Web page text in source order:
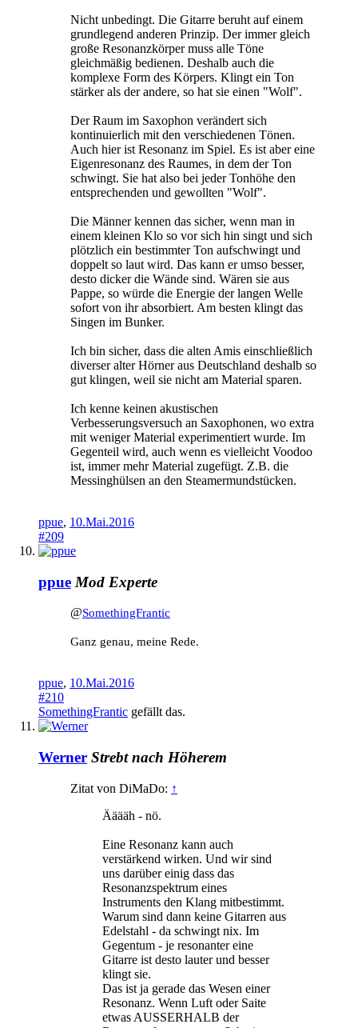
Nicht unbedingt. Die Gitarre beruht auf einem
grundlegend anderen Prinzip. Der immer gleich
große Resonanzkörper muss alle Töne
gleichmäßig bedienen. Deshalb auch die
komplexe Form des Körpers. Klingt ein Ton
stärker als der andere, so hat sie einen "Wolf".
Der Raum im Saxophon verändert sich
kontinuierlich mit den verschiedenen Tönen.
Auch hier ist Resonanz im Spiel. Es ist aber eine
Eigenresonanz des Raumes, in dem der Ton
schwingt. Sie hat also bei jeder Tonhöhe den
entsprechenden und gewollten "Wolf".
Die Männer kennen das sicher, wenn man in
einem kleinen Klo so vor sich hin singt und sich
plötzlich ein bestimmter Ton aufschwingt und
doppelt so laut wird. Das kann er umso besser,
desto dicker die Wände sind. Wären sie aus
Pappe, so würde die Energie der langen Welle
sofort von ihr absorbiert. Am besten klingt das
Singen im Bunker.
Ich bin sicher, dass die alten Amis einschließlich
diverser alter Hörner aus Deutschland deshalb so
gut klingen, weil sie nicht am Material sparen.
Ich kenne keinen akustischen
Verbesserungsversuch an Saxophonen, wo extra
mit weniger Material experimentiert wurde. Im
Gegenteil wird, auch wenn es vielleicht Voodoo
ist, immer mehr Material zugefügt. Z.B. die
Messinghülsen an den Steamermundstücken.
ppue, 10.Mai.2016
#209
ppue Mod Experte
@SomethingFrantic
Ganz genau, meine Rede.
ppue, 10.Mai.2016
#210
SomethingFrantic gefällt das.
Werner Strebt nach Höherem
Zitat von DiMaDo: ↑
Ääääh - nö.
Eine Resonanz kann auch
verstärkend wirken. Und wir sind
uns darüber einig dass das
Resonanzspektrum eines
Instruments den Klang mitbestimmt.
Warum sind dann keine Gitarren aus
Edelstahl - da schwingt nix. Im
Gegentum - je resonanter eine
Gitarre ist desto lauter und besser
klingt sie.
Das ist ja gerade das Wesen einer
Resonanz. Wenn Luft oder Saite
etwas AUSSERHALB der